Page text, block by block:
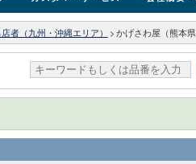
者（九州・沖縄エリア） > かげさわ屋（熊本県